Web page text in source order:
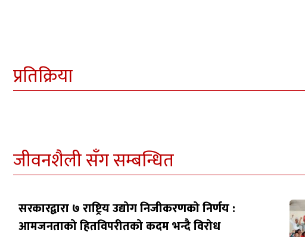
प्रतिक्रिया
जीवनशैली सँग सम्बन्धित
सरकारद्वारा ७ राष्ट्रिय उद्योग निजीकरणको निर्णय :
आमजनताको हितविपरीतको कदम भन्दै विरोध